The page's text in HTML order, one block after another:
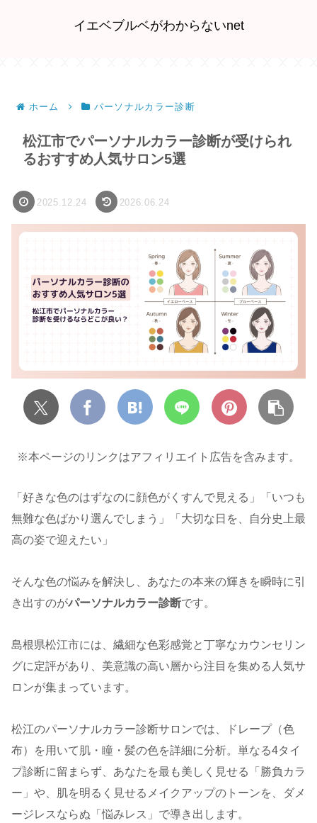
イエベブルベがわからないnet
ホーム パーソナルカラー診断
松江市でパーソナルカラー診断が受けられ
るおすすめ人気サロン5選
2025.12.24 2026.06.24
※本ページのリンクはアフィリエイト広告を含みます。
「好きな色のはずなのに顔色がくすんで見える」「いつも
無難な色ばかり選んでしまう」「大切な日を、自分史上最
高の姿で迎えたい」
そんな色の悩みを解決し、あなたの本来の輝きを瞬時に引
き出すのがパーソナルカラー診断です。
島根県松江市には、繊細な色彩感覚と丁寧なカウンセリン
グに定評があり、美意識の高い層から注目を集める人気サ
ロンが集まっています。
松江のパーソナルカラー診断サロンでは、ドレープ（色
布）を用いて肌・瞳・髪の色を詳細に分析。単なる4タイ
プ診断に留まらず、あなたを最も美しく見せる「勝負カラ
ー」や、肌を明るく見せるメイクアップのトーンを、ダメ
ージレスならぬ「悩みレス」で導き出します。